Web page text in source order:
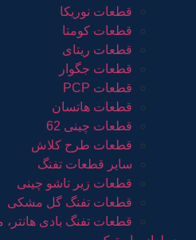
قطعات نوریکا
قطعات کومتا
قطعات ریتای
قطعات جگوار
قطعات PCP
قطعات هاتسان
قطعات چینی 62
قطعات طرح کلاش
سایر قطعات تفنگ
قطعات زیر تاشو چینی
قطعات تفنگ گل مشکی
قطعات تفنگ بادی